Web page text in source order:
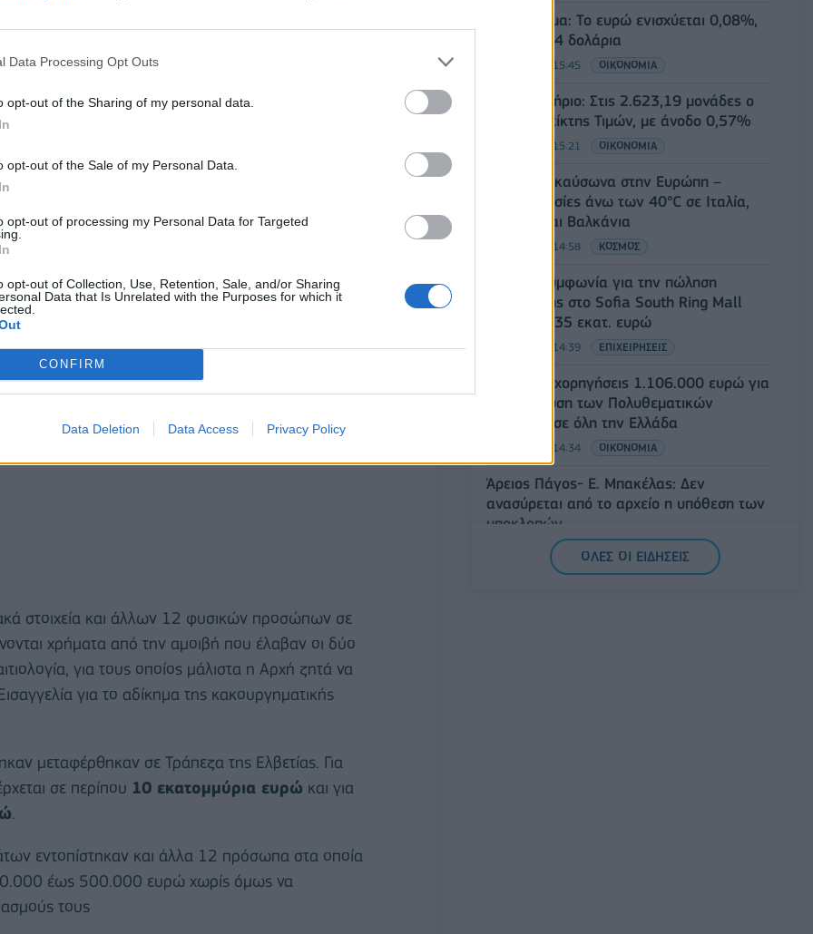
Data Processing Opt Outs
opt-out of the Sharing of my personal data.
opt-out of the Sale of my Personal Data.
opt-out of processing my Personal Data for Targeted
opt-out of Collection, Use, Retention, Sale, and/or Sharing
Data that Is Unrelated with the Purposes for which it
CONFIRM
Data Deletion Data Access Privacy Policy
έχουν καταδικαστεί σε ποινές φυλάκισης
και ελβετικές τράπεζες και με βάση αυτή
θυρίδες, μετοχές, ακίνητα, κ.λπ.), των δύο
δεσμευμένα.
νέα ποινική έρευνα για τους δύο
διαβιβάστηκε στην Εισαγγελία Πρωτοδικών
για το κακούργημα της νομιμοποίησης εσόδων
χρήματος ) σε βάρος των δύο πρώην
των οποίων είχαν εμπλακεί στην υπόθεση
στοιχεία και άλλων 12 φυσικών προσώπων σε
χρήματα από την αμοιβή που έλαβαν οι δύο
για τους οποίος μάλιστα η Αρχή ζητά να
για το αδίκημα της κακουργηματικής
μεταφέρθηκαν σε Τράπεζα της Ελβετίας. Για
σε περίπου 10 εκατομμύρια ευρώ και για
.
εντοπίστηκαν και άλλα 12 πρόσωπα στα οποία
έως 500.000 ευρώ χωρίς όμως να
τους
Συνάλλαγμα: Το ευρώ ενισχύεται 0,08%,
στα 1,1534 δολάρια
07/08/2026 - 15:45 ΟΙΚΟΝΟΜΙΑ
Χρηματιστήριο: Στις 2.623,19 μονάδες ο
Γενικός Δείκτης Τιμών, με άνοδο 0,57%
07/08/2026 - 15:21 ΟΙΚΟΝΟΜΙΑ
Νέο κύμα καύσωνα στην Ευρώπη –
Θερμοκρασίες άνω των 40°C σε Ιταλία,
Ισπανία και Βαλκάνια
07/08/2026 - 14:58 ΚΟΣΜΟΣ
Fourlis: Συμφωνία για την πώληση
συμμετοχής στο Sofia South Ring Mall
έναντι 49,35 εκατ. ευρώ
07/08/2026 - 14:39 ΕΠΙΧΕΙΡΗΣΕΙΣ
ΥΠΠΟ: Επιχορηγήσεις 1.106.000 ευρώ για
την ενίσχυση των Πολυθεματικών
Φεστιβάλ σε όλη την Ελλάδα
07/08/2026 - 14:34 ΟΙΚΟΝΟΜΙΑ
Άρειος Πάγος- Ε. Μπακέλας: Δεν
ανασύρεται από το αρχείο η υπόθεση των
υποκλοπών
07/08/2026 - 14:11 ΕΛΛΑΔΑ
ΟΛΕΣ ΟΙ ΕΙΔΗΣΕΙΣ